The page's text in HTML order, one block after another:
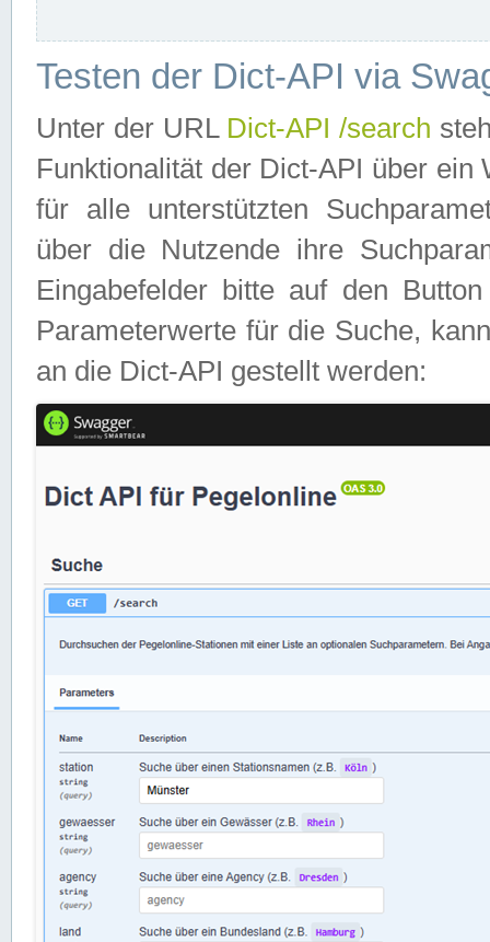
Testen der Dict-API via
Unter der URL Dict-API /search
Funktionalität der Dict-API über
für alle unterstützten
über die Nutzende ihre
Eingabefelder bitte auf den
Parameterwerte für die Suche,
an die Dict-API gestellt werden: